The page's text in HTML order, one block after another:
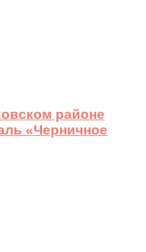
районе
«Черничное